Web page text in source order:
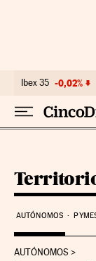
Ibex 35 -0,02%
AUTÓNOMOS
AUTÓNOMOS